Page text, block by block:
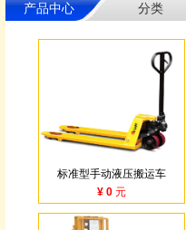
产品中心 分类
标准型手动液压搬运车
¥ 0 元